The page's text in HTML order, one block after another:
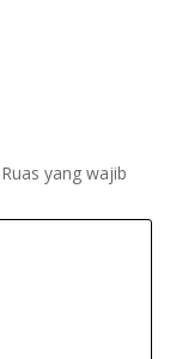
Ruas yang wajib